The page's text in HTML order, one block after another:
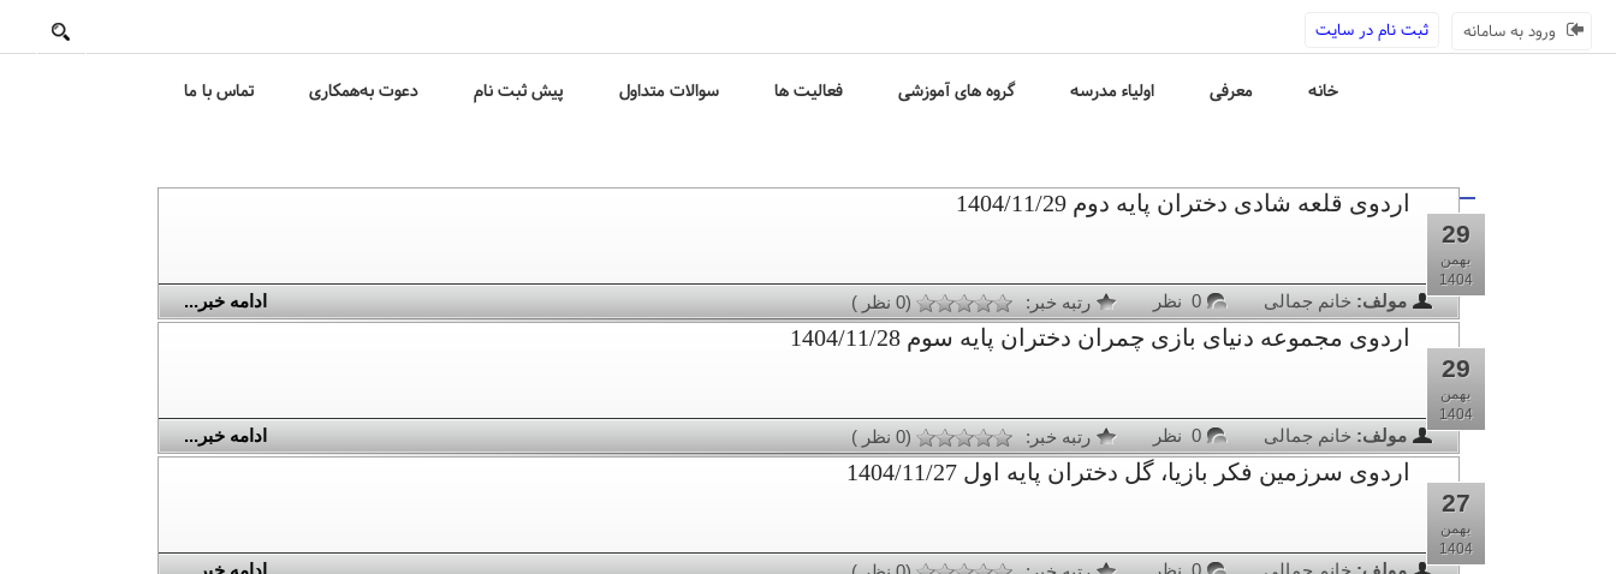
ورود به سامانه ثبت نام در سایت
خانه معرفی اولیاء مدرسه گروه های آموزشی فعالیت ها سوالات متداول پیش ثبت نام دعوت به‌همکاری تماس با ما
29
بهمن
1404
اردوی قلعه شادی دختران پایه دوم 1404/11/29
مولف: خانم جمالی 0 نظر رتبه خبر: (0 نظر ) ادامه خبر...
29
بهمن
1404
اردوی مجموعه دنیای بازی چمران دختران پایه سوم 1404/11/28
مولف: خانم جمالی 0 نظر رتبه خبر: (0 نظر ) ادامه خبر...
27
بهمن
1404
اردوی سرزمین فکر بازیا، گل دختران پایه اول 1404/11/27
مولف: خانم جمالی 0 نظر ادامه خبر...